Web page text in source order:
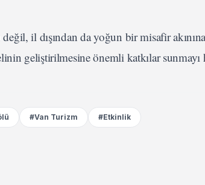
il dışından da yoğun bir misafir
geliştirilmesine önemli katkılar
#Van Turizm #Etkinlik